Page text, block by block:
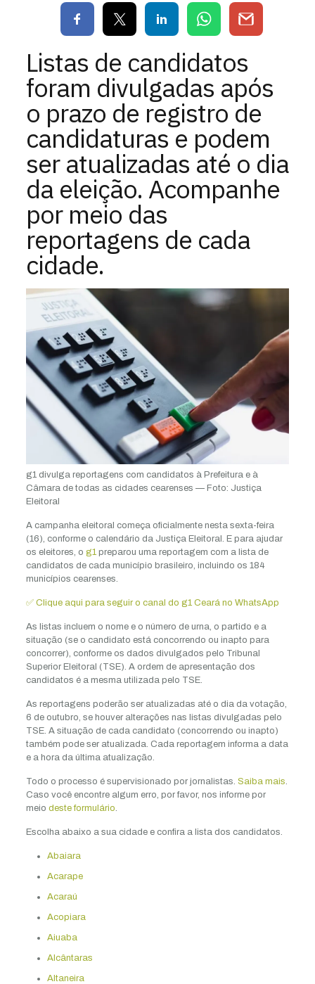
Listas de candidatos
foram divulgadas após
o prazo de registro de
candidaturas e podem
ser atualizadas até o dia
da eleição. Acompanhe
por meio das
reportagens de cada
cidade.
g1 divulga reportagens com candidatos à Prefeitura e à
Câmara de todas as cidades cearenses — Foto: Justiça
Eleitoral
A campanha eleitoral começa oficialmente nesta sexta-feira
(16), conforme o calendário da Justiça Eleitoral. E para ajudar
os eleitores, o g1 preparou uma reportagem com a lista de
candidatos de cada município brasileiro, incluindo os 184
municípios cearenses.
✅ Clique aqui para seguir o canal do g1 Ceará no WhatsApp
As listas incluem o nome e o número de urna, o partido e a
situação (se o candidato está concorrendo ou inapto para
concorrer), conforme os dados divulgados pelo Tribunal
Superior Eleitoral (TSE). A ordem de apresentação dos
candidatos é a mesma utilizada pelo TSE.
As reportagens poderão ser atualizadas até o dia da votação,
6 de outubro, se houver alterações nas listas divulgadas pelo
TSE. A situação de cada candidato (concorrendo ou inapto)
também pode ser atualizada. Cada reportagem informa a data
e a hora da última atualização.
Todo o processo é supervisionado por jornalistas. Saiba mais
Caso você encontre algum erro, por favor, nos informe por
meio deste formulário
Escolha abaixo a sua cidade e confira a lista dos candidatos.
Abaiara
Acarape
Acaraú
Acopiara
Aiuaba
Alcântaras
Altaneira